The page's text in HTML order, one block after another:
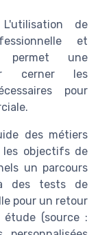
de
et
permet une
cerner les
pour
des métiers
les objectifs de
un parcours
des tests de
pour un retour
étude (source :